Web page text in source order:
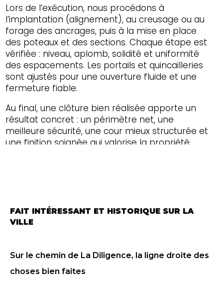
Lors de l’exécution, nous procédons à
l’implantation (alignement), au creusage ou au
forage des ancrages, puis à la mise en place
des poteaux et des sections. Chaque étape est
vérifiée : niveau, aplomb, solidité et uniformité
des espacements. Les portails et quincailleries
sont ajustés pour une ouverture fluide et une
fermeture fiable.
Au final, une clôture bien réalisée apporte un
résultat concret : un périmètre net, une
meilleure sécurité, une cour mieux structurée et
une finition soignée qui valorise la propriété.
FAIT INTÉRESSANT ET HISTORIQUE SUR LA
VILLE
Sur le chemin de La Diligence, la ligne droite des
choses bien faites